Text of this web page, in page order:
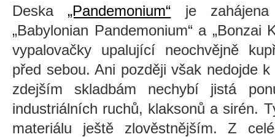
Deska „Pandemonium“ je zahájena
„Babylonian Pandemonium“ a „Bonzai
vypalovačky upalující neochvějně
před sebou. Ani později však nedojde
zdejším skladbám nechybí jistá
industriálních ruchů, klaksonů a sirén.
materiálu ještě zlověstnějším. Z